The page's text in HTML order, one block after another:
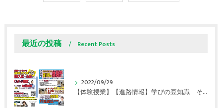
最近の投稿 Recent Posts
2022/09/29
【体験授業】【進路情報】学びの豆知識 その108 やはり、これに帰ってくる？｜英賀保駅前のすらら学習塾姫路英賀保校